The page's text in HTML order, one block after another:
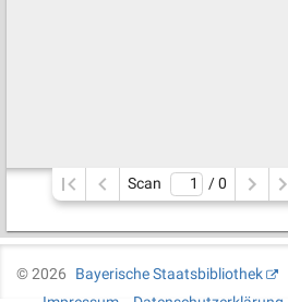
Scan / 0
©2026
Bayerische Staatsbibliothek